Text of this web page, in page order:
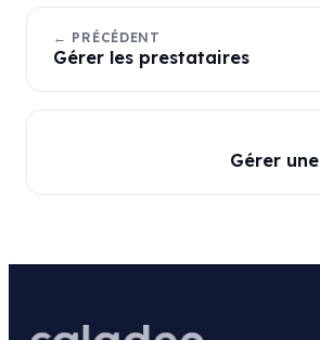
← PRÉCÉDENT
Gérer les prestataires
Gérer